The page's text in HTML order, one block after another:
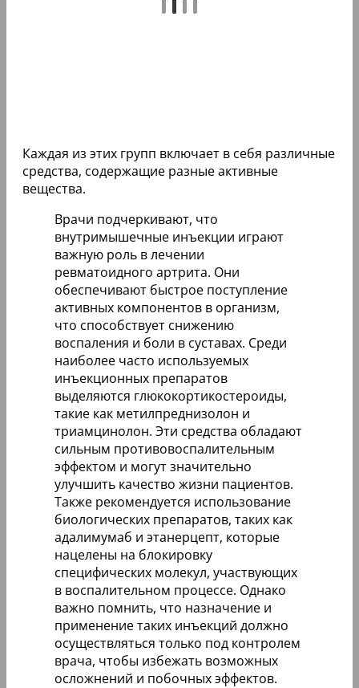
Каждая из этих групп включает в себя различные
средства, содержащие разные активные
вещества.
Врачи подчеркивают, что
внутримышечные инъекции играют
важную роль в лечении
ревматоидного артрита. Они
обеспечивают быстрое поступление
активных компонентов в организм,
что способствует снижению
воспаления и боли в суставах. Среди
наиболее часто используемых
инъекционных препаратов
выделяются глюкокортикостероиды,
такие как метилпреднизолон и
триамцинолон. Эти средства обладают
сильным противовоспалительным
эффектом и могут значительно
улучшить качество жизни пациентов.
Также рекомендуется использование
биологических препаратов, таких как
адалимумаб и этанерцепт, которые
нацелены на блокировку
специфических молекул, участвующих
в воспалительном процессе. Однако
важно помнить, что назначение и
применение таких инъекций должно
осуществляться только под контролем
врача, чтобы избежать возможных
осложнений и побочных эффектов.